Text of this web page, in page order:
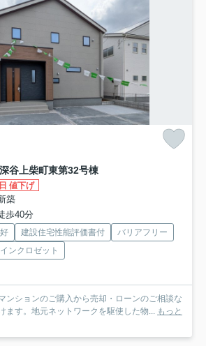
谷上柴町東第32号棟
値下げ
築
歩40分
建設住宅性能評価書付
バリアフリー
ンクロゼット
ンションのご購入から売却・ローンのご相談な
ます。地元ネットワークを駆使した物... もっと